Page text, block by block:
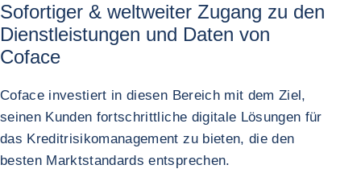
Sofortiger & weltweiter Zugang zu den
Dienstleistungen und Daten von
Coface
Coface investiert in diesen Bereich mit dem Ziel,
seinen Kunden fortschrittliche digitale Lösungen für
das Kreditrisikomanagement zu bieten, die den
besten Marktstandards entsprechen.